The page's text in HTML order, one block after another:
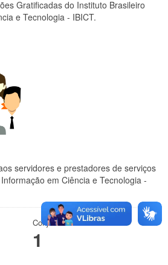
Gratificadas do Instituto Brasileiro
e Tecnologia - IBICT.
servidores e prestadores de serviços
em Ciência e Tecnologia -
Conjuntos de dados
1